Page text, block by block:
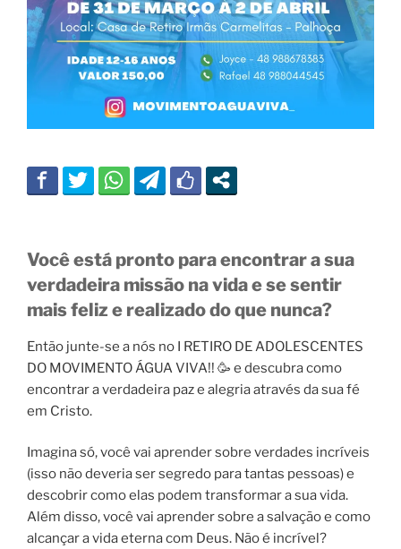
Você está pronto para encontrar a sua
verdadeira missão na vida e se sentir
mais feliz e realizado do que nunca?
Então junte-se a nós no I RETIRO DE ADOLESCENTES
DO MOVIMENTO ÁGUA VIVA!! 🥳 e descubra como
encontrar a verdadeira paz e alegria através da sua fé
em Cristo.
Imagina só, você vai aprender sobre verdades incríveis
(isso não deveria ser segredo para tantas pessoas) e
descobrir como elas podem transformar a sua vida.
Além disso, você vai aprender sobre a salvação e como
alcançar a vida eterna com Deus. Não é incrível?